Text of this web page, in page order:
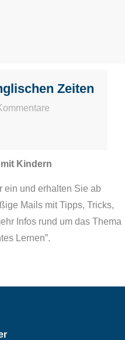
Zeiten
Kindern
ein und erhalten Sie ab
Mails mit Tipps, Tricks,
Infos rund um das Thema
Lernen”.